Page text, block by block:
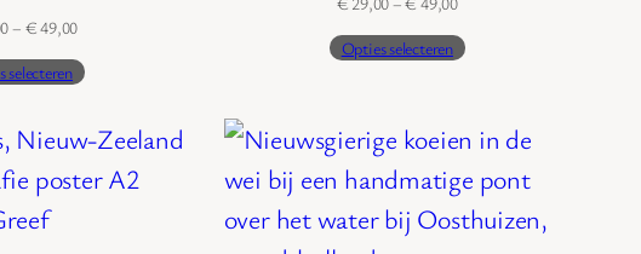
– €49,00Prijsklasse:
tot
selecteren
tot
Opties selecteren